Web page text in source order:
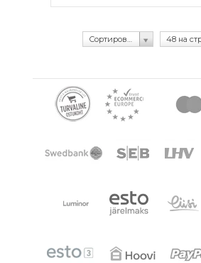
Сортировка по рейтингу